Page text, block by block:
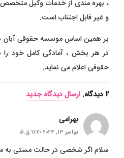
، بهره مندی از خدمات وکیل
و غیر قابل اجتناب است.
بر همین اساس موسسه حقوقی آبان
در هر بخش ، آمادگی کامل خود
حقوقی اعلام می نماید.
2دیدگاه. ارسال دیدگاه جدید
بهرامی
نوامبر 13, 2024 11:20 ق.ظ
سلام اگر شخصی در حالت مستی به